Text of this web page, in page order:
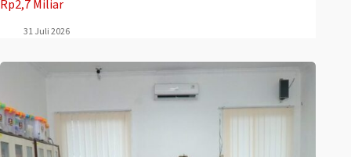
Rp2,7 Miliar
31 Juli 2026